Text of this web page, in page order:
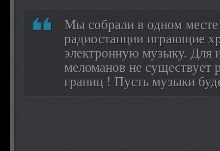
Мы собрали в одном месте
радиостанции играющие
электронную музыку. Для
меломанов не существует
границ ! Пусть музыки